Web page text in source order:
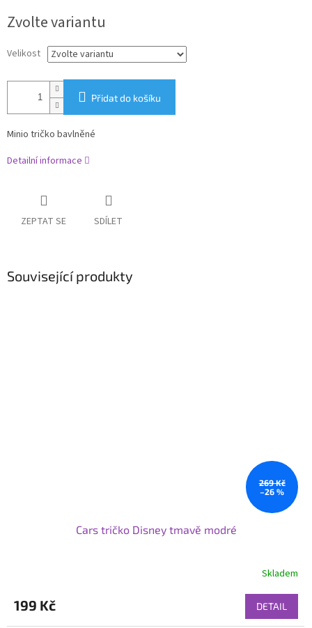
cena:
Zvolte variantu
Velikost
Přidat do košíku
Minio tričko bavlněné
Detailní informace
ZEPTAT SE SDÍLET
Související produkty
269 Kč
–26 %
Cars tričko Disney tmavě modré
Skladem
199 Kč DETAIL